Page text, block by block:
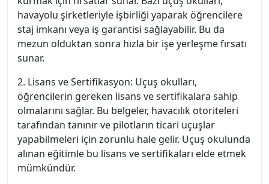
havayolu şirketleriyle işbirliği yaparak öğrencilere
staj imkanı veya iş garantisi sağlayabilir. Bu da
mezun olduktan sonra hızla bir işe yerleşme fırsatı
sunar.
2. Lisans ve Sertifikasyon: Uçuş okulları,
öğrencilerin gereken lisans ve sertifikalara sahip
olmalarını sağlar. Bu belgeler, havacılık otoriteleri
tarafından tanınır ve pilotların ticari uçuşlar
yapabilmeleri için zorunlu hale gelir. Uçuş okulunda
alınan eğitimle bu lisans ve sertifikaları elde etmek
mümkündür.